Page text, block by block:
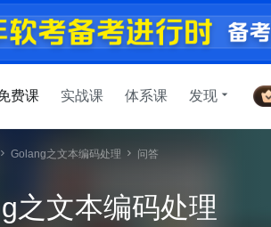
费课 实战课 体系课 发现
Golang之文本编码处理 问答
之文本编码处理